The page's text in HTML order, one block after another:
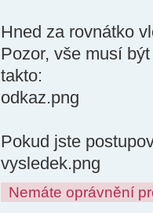
Hned za rovnátko
Pozor, vše musí
takto:
odkaz.png
Pokud jste
vysledek.png
Nemáte oprávnění